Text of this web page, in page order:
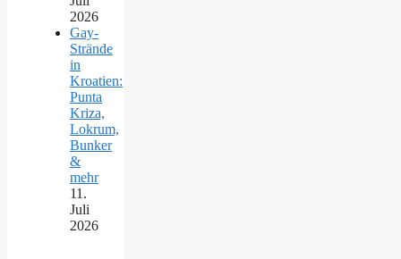
2026
Gay-
Strände
in
Kroatien:
Punta
Kriza,
Lokrum,
Bunker
&
mehr
11.
Juli
2026